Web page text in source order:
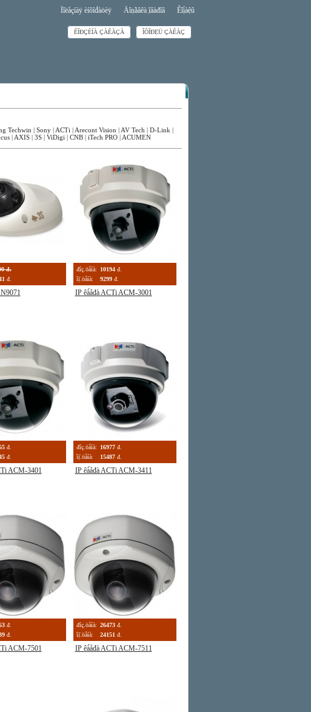
Ïîëåçíàÿ èíôîđ́àöèÿ Äîṇ̃àâêà ̣îâàđîâ Êîị́àệû
ÊÎĐÇÈÍÀ ÇÀÊÀÇÀ ÎÔÎĐ́Ẹ̀Ü ÇÀÊÀÇ
Techwin | Sony | ACTi | Arecont Vision | AV Tech | D-Link |
| AXIS | 3S | ViDigi | CNB | iTech PRO | ACUMEN
đ.
đ.
đîç.öåíà: 10194 đ.
îị̈.öåíà:
9299 đ.
IP êà́åđà ACTi ACM-3001
đ.
đ.
ACM-3401
đîç.öåíà: 16977 đ.
îị̈.öåíà:
15487 đ.
IP êà́åđà ACTi ACM-3411
đ.
đ.
ACM-7501
đîç.öåíà: 26473 đ.
îị̈.öåíà:
24151 đ.
IP êà́åđà ACTi ACM-7511